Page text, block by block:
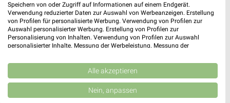
252,95 km • Angebote: 4 Prospekte
ALDI Nord Buxtehude
21614 Buxtehude
Heute 07:00 - 21:00 Uhr | Geschlossen
270,54 km • Angebote: 4 Prospekte
Speichern von oder Zugriff auf Informationen auf einem Endgerät.
Verwendung reduzierter Daten zur Auswahl von Werbeanzeigen. Erstellung
von Profilen für personalisierte Werbung. Verwendung von Profilen zur
Auswahl personalisierter Werbung. Erstellung von Profilen zur
Personalisierung von Inhalten. Verwendung von Profilen zur Auswahl
personalisierter Inhalte. Messung der Werbeleistung. Messung der
Kombinationen von Daten aus verschiedenen Quellen. Entwicklung und
Verbesserung der Angebote. Verwendung reduzierter Daten zur Auswahl
von Inhalten.
Daten können außerhalb der Europäischen Union weitergegeben und in die
USA gesendet werden.
Alle akzeptieren
Nein, anpassen